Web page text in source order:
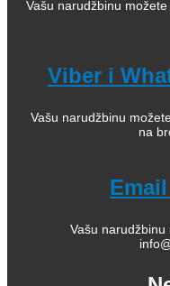
Vašu narudžbinu
Viber i
Vašu narudžbinu
na
Vašu